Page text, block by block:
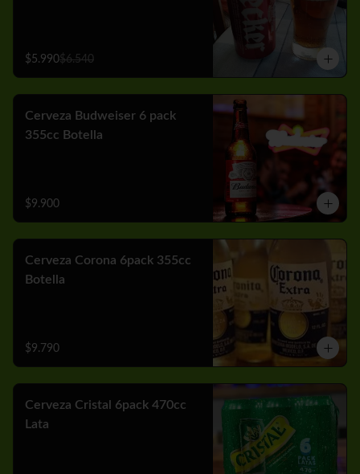
$5.990$6.540
Cerveza Budweiser 6 pack
355cc Botella
$9.900
Cerveza Corona 6pack 355cc
Botella
$9.790
Cerveza Cristal 6pack 470cc
Lata